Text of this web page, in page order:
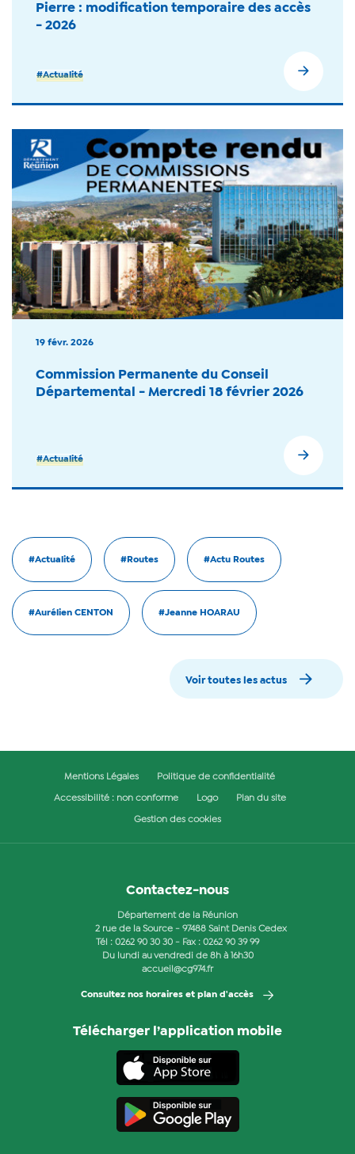
Pierre : modification temporaire des accès
- 2026
#Actualité
19 févr. 2026
Commission Permanente du Conseil
Départemental - Mercredi 18 février 2026
#Actualité
#Actualité #Routes #Actu Routes
#Aurélien CENTON #Jeanne HOARAU
Voir toutes les actus
Mentions Légales Politique de confidentialité
Accessibilité : non conforme Logo Plan du site
Gestion des cookies
Contactez-nous
Département de la Réunion
2 rue de la Source - 97488 Saint Denis Cedex
Tél : 0262 90 30 30 - Fax : 0262 90 39 99
Du lundi au vendredi de 8h à 16h30
accueil@cg974.fr
Consultez nos horaires et plan d'accès
Télécharger l’application mobile